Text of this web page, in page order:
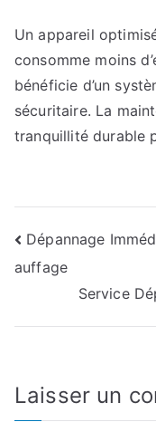
Un appareil
consomme moins
bénéficie d’un
sécuritaire. La
tranquillité durable
de
l’article
Dépannage
auffage
Service
Laisser un